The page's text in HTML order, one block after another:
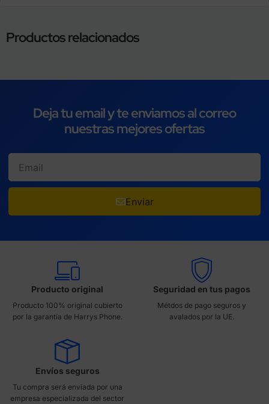
Productos relacionados
Deja tu email y te enviamos al correo
nuestras mejores ofertas
Enviar
Producto original
Producto 100% original cubierto
por la garantía de Harrys Phone.
Seguridad en tus pagos
Métdos de pago seguros y
avalados por la UE.
Envíos seguros
Tu compra será enviada por una
empresa especializada del sector